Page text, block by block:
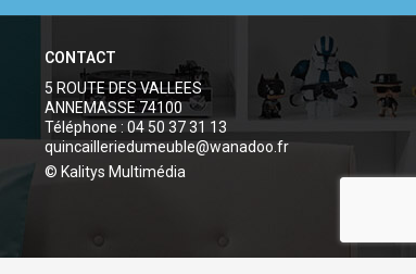
CONTACT
5 ROUTE DES VALLEES
ANNEMASSE 74100
Téléphone : 04 50 37 31 13
quincailleriedumeuble@wanadoo.fr
© Kalitys Multimédia